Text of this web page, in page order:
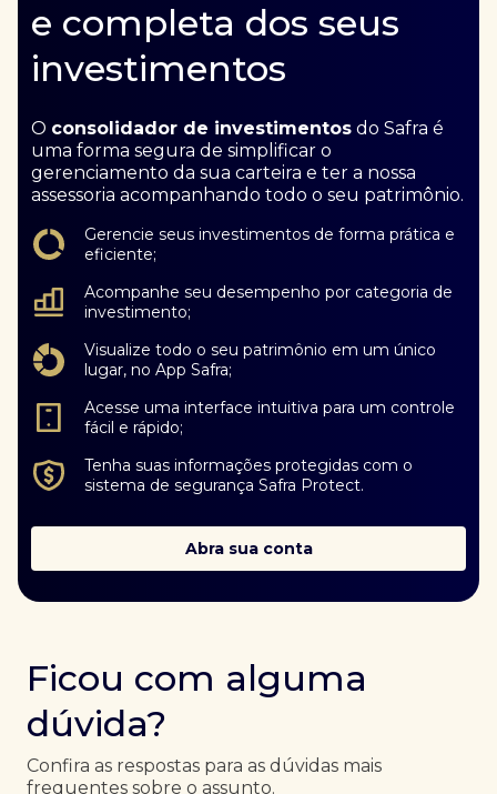
e completa dos seus
investimentos
O consolidador de investimentos do Safra é
uma forma segura de simplificar o
gerenciamento da sua carteira e ter a nossa
assessoria acompanhando todo o seu patrimônio.
Gerencie seus investimentos de forma prática e
eficiente;
Acompanhe seu desempenho por categoria de
investimento;
Visualize todo o seu patrimônio em um único
lugar, no App Safra;
Acesse uma interface intuitiva para um controle
fácil e rápido;
Tenha suas informações protegidas com o
sistema de segurança Safra Protect.
Abra sua conta
Ficou com alguma
dúvida?
Confira as respostas para as dúvidas mais
frequentes sobre o assunto.